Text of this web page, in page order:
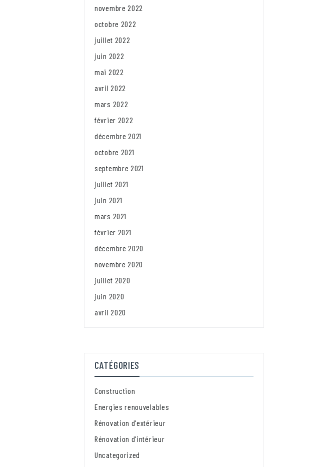
novembre 2022
octobre 2022
juillet 2022
juin 2022
mai 2022
avril 2022
mars 2022
février 2022
décembre 2021
octobre 2021
septembre 2021
juillet 2021
juin 2021
mars 2021
février 2021
décembre 2020
novembre 2020
juillet 2020
juin 2020
avril 2020
CATÉGORIES
Construction
Energies renouvelables
Rénovation d'extérieur
Rénovation d'intérieur
Uncategorized